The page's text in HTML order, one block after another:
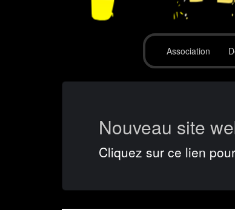
Association
Nouveau site
Cliquez sur ce lien